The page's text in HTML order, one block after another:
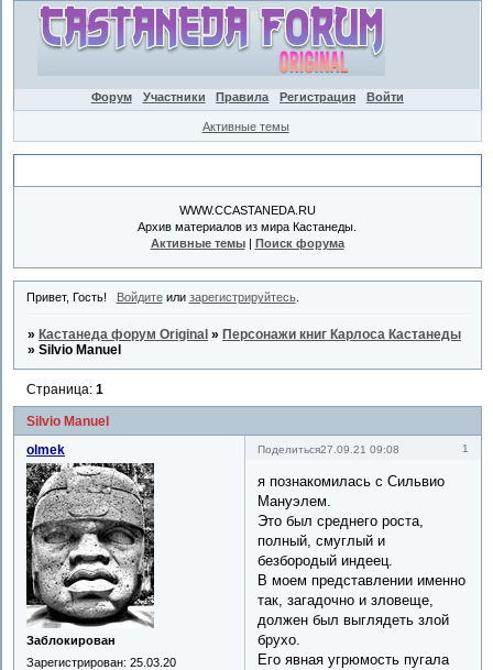
Форум Участники Правила Регистрация Войти
Активные темы
WWW.CCASTANEDA.RU
Архив материалов из мира Кастанеды.
Активные темы| Поиск форума
Привет, Гость! Войдитеили зарегистрируйтесь.
» Кастанеда форум Original » Персонажи книг Карлоса Кастанеды
»Silvio Manuel
Silvio Manuel
Страница:1
Поделиться 1
27.09.21 09:08
olmek
Заблокирован
Зарегистрирован: 25.03.20
я познакомилась с Сильвио
Мануэлем.
Это был среднего роста,
полный, смуглый и
безбородый индеец.
В моем представлении именно
так, загадочно и зловеще,
должен был выглядеть злой
брухо.
Его явная угрюмость пугала